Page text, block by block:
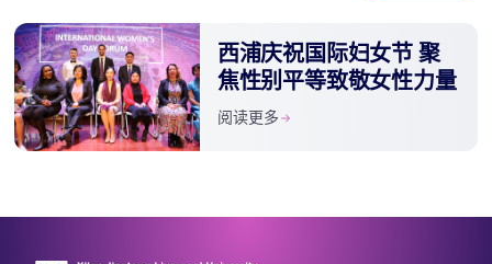
西浦庆祝国际妇女节 聚
焦性别平等致敬女性力量
阅读更多